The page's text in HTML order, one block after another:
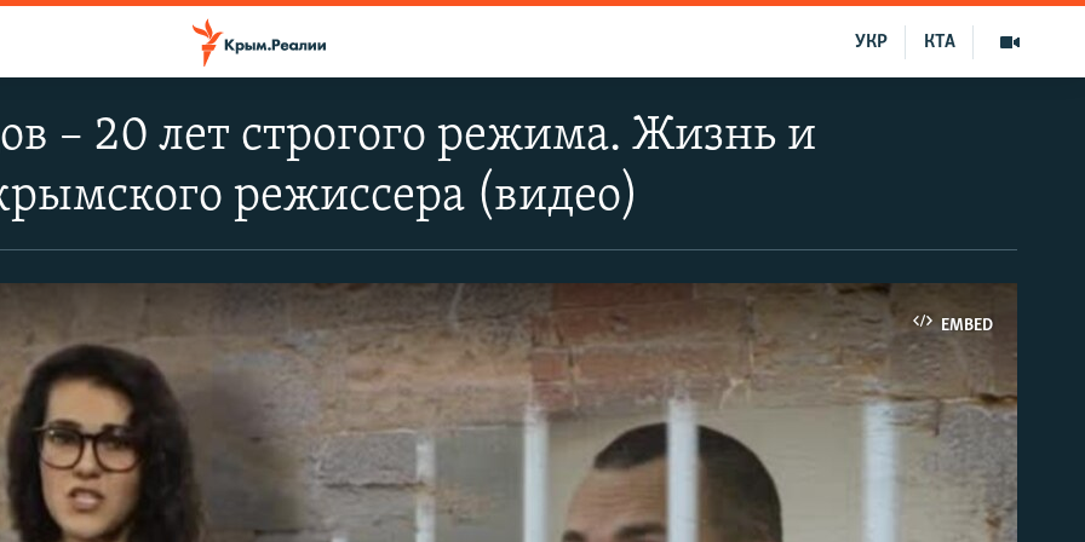
КТА
УКР
– 20 лет строгого режима. Жизнь и
режиссера (видео)
EMBED